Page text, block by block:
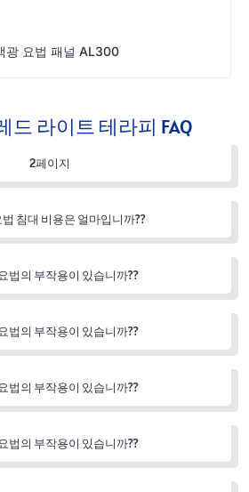
광 요법 패널 AL300
드 라이트 테라피 FAQ
2페이지
침대 비용은 얼마입니까??
법의 부작용이 있습니까??
법의 부작용이 있습니까??
법의 부작용이 있습니까??
법의 부작용이 있습니까??